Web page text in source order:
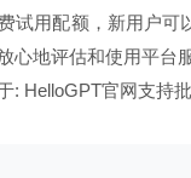
试用配额，新用户可
心地评估和使用平台服
: HelloGPT官网支持